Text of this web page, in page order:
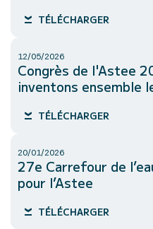
TÉLÉCHARGER
12/05/2026
Congrès de l'Astee
inventons ensemble
TÉLÉCHARGER
20/01/2026
27e Carrefour de
pour l’Astee
TÉLÉCHARGER